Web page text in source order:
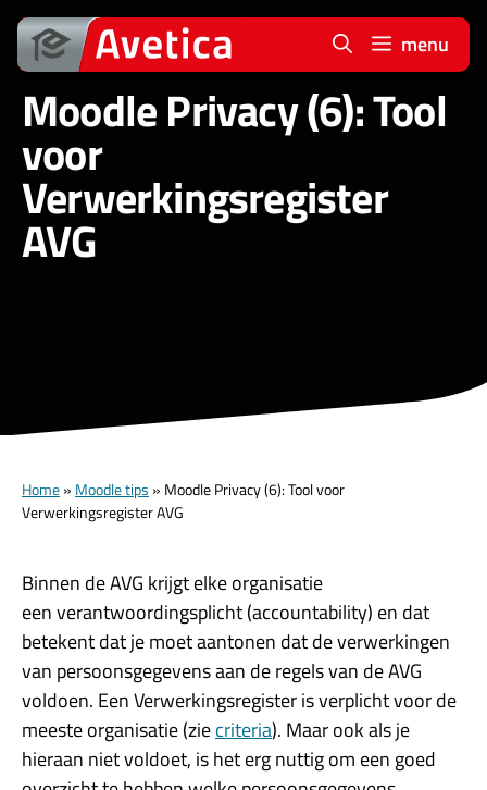
Ga
naar
de
inhoud
menu
Moodle Privacy (6): Tool
voor
Verwerkingsregister
AVG
Home» Moodle tips » Moodle Privacy (6): Tool voor
Verwerkingsregister AVG
Binnen de AVG krijgt elke organisatie
een verantwoordingsplicht (accountability) en dat
betekent dat je moet aantonen dat de verwerkingen
van persoonsgegevens aan de regels van de AVG
voldoen. Een Verwerkingsregister is verplicht voor de
meeste organisatie (ziecriteria). Maar ook als je
hieraan niet voldoet, is het erg nuttig om een goed